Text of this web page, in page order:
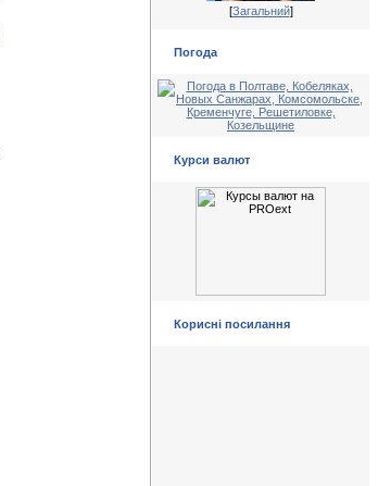
[Загальний]
Погода
Курси валют
Корисні посилання